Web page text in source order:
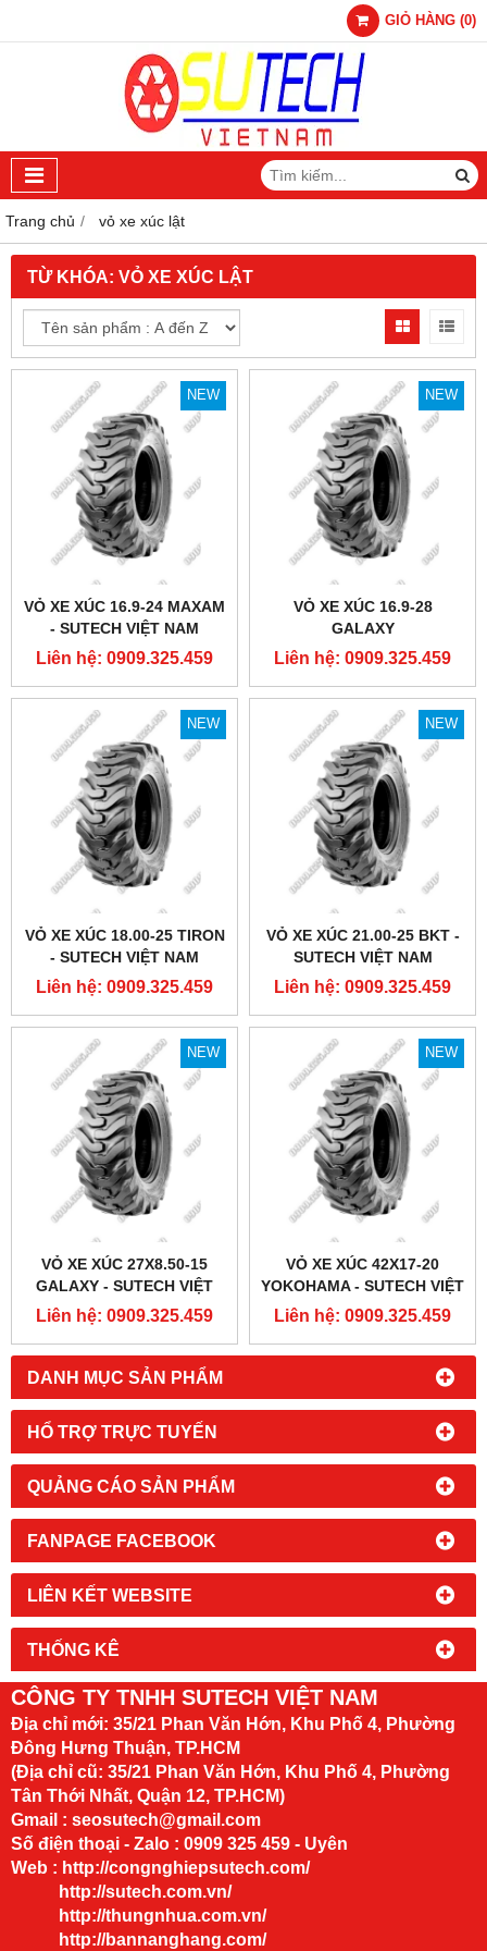
GIỎ HÀNG (0)
Trang chủ vỏ xe xúc lật
DANH MỤC SẢN PHẨM
HỔ TRỢ TRỰC TUYẾN
QUẢNG CÁO SẢN PHẨM
FANPAGE FACEBOOK
LIÊN KẾT WEBSITE
THỐNG KÊ
TỪ KHÓA: VỎ XE XÚC LẬT
NEW
VỎ XE XÚC 16.9-24 MAXAM
- SUTECH VIỆT NAM
Liên hệ: 0909.325.459
NEW
VỎ XE XÚC 16.9-28
GALAXY
Liên hệ: 0909.325.459
NEW
VỎ XE XÚC 18.00-25 TIRON
- SUTECH VIỆT NAM
Liên hệ: 0909.325.459
NEW
VỎ XE XÚC 21.00-25 BKT -
SUTECH VIỆT NAM
Liên hệ: 0909.325.459
NEW
VỎ XE XÚC 27X8.50-15
GALAXY - SUTECH VIỆT
NAM
Liên hệ: 0909.325.459
NEW
VỎ XE XÚC 42X17-20
YOKOHAMA - SUTECH VIỆT
NAM
Liên hệ: 0909.325.459
CÔNG TY TNHH SUTECH VIỆT NAM
Địa chỉ mới: 35/21 Phan Văn Hớn, Khu Phố 4, Phường
Đông Hưng Thuận, TP.HCM
(Địa chỉ cũ: 35/21 Phan Văn Hớn, Khu Phố 4, Phường
Tân Thới Nhất, Quận 12, TP.HCM)
Gmail : seosutech@gmail.com
Số điện thoại - Zalo : 0909 325 459 - Uyên
Web : http://congnghiepsutech.com/
http://sutech.com.vn/
http://thungnhua.com.vn/
http://bannanghang.com/